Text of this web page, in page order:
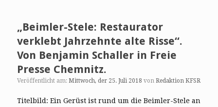
„Beimler-Stele: Restaurator
verklebt Jahrzehnte alte Risse“.
Von Benjamin Schaller in Freie
Presse Chemnitz.
Veröffentlicht am: Mittwoch, der 25. Juli 2018 von Redaktion KFSR
Titelbild: Ein Gerüst ist rund um die Beimler-Stele an